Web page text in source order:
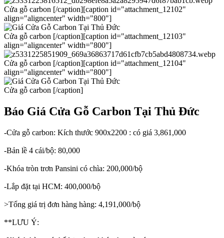
Cửa gỗ carbon [/caption][caption id="attachment_12102"
align="aligncenter" width="800"]
Cửa gỗ carbon [/caption][caption id="attachment_12103"
align="aligncenter" width="800"]
Cửa gỗ carbon [/caption][caption id="attachment_12104"
align="aligncenter" width="800"]
Cửa gỗ carbon [/caption]
Báo Giá Cửa Gỗ Carbon Tại Thủ Đức
-Cửa gỗ carbon: Kích thước 900x2200 : có giá 3,861,000
-Bản lề 4 cái/bộ: 80,000
-Khóa tròn trơn Pansini có chìa: 200,000/bộ
-Lắp đặt tại HCM: 400,000/bộ
>Tổng giá trị đơn hàng hàng: 4,191,000/bộ
**LƯU Ý: